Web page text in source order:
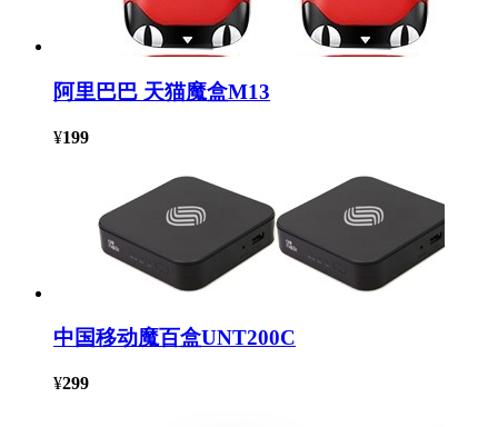
阿里巴巴 天猫魔盒M13
¥199
中国移动魔百盒UNT200C
¥299